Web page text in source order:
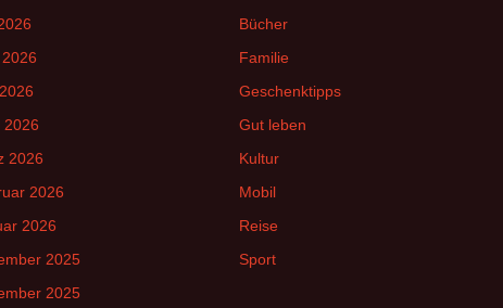
2026
2026
2026
2026
2025
2025
Bücher
Familie
Geschenktipps
Gut leben
Kultur
Mobil
Reise
Sport